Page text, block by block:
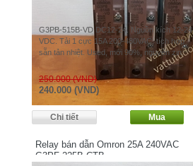
G3PB-515B-VD DC12-24. Nguồn kích 12-24
VDC. Tải 1 cực 15A 200-480VAC, tích hợp
sẵn tản nhiệt. Used, mới 90%, nguyên zin.
250.000 (VND)
240.000 (VND)
Relay bán dẫn Omron 25A 240VAC
G3PF-225B-CTB